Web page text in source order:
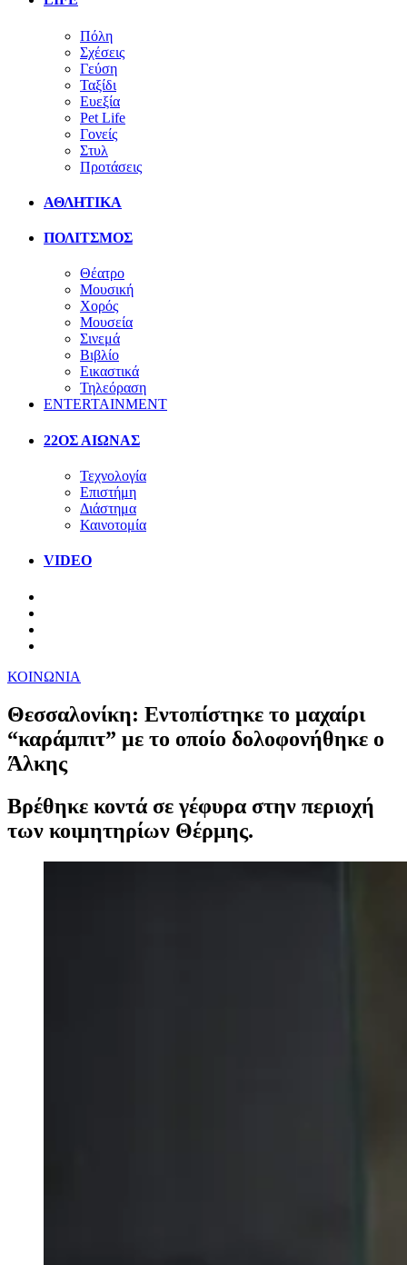
Πόλη
Σχέσεις
Γεύση
Ταξίδι
Ευεξία
Pet Life
Γονείς
Στυλ
Προτάσεις
ΑΘΛΗΤΙΚΑ
ΠΟΛΙΤΣΜΟΣ
Θέατρο
Μουσική
Χορός
Μουσεία
Σινεμά
Βιβλίο
Εικαστικά
Τηλεόραση
ENTERTAINMENT
22ΟΣ ΑΙΩΝΑΣ
Τεχνολογία
Επιστήμη
Διάστημα
Καινοτομία
VIDEO
ΚΟΙΝΩΝΙΑ
Θεσσαλονίκη: Εντοπίστηκε το μαχαίρι
“καράμπιτ” με το οποίο δολοφονήθηκε ο
Άλκης
Βρέθηκε κοντά σε γέφυρα στην περιοχή
των κοιμητηρίων Θέρμης.